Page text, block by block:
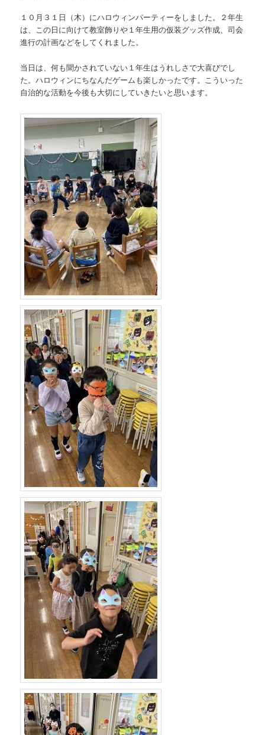
１０月３１日（木）にハロウィンパーティーをしました。２年生
は、この日に向けて教室飾りや１年生用の仮装グッズ作成、司会
進行の計画などをしてくれました。
当日は、何も聞かされていない１年生はうれしさで大喜びでし
た。ハロウィンにちなんだゲームも楽しかったです。こういった
自治的な活動を今後も大切にしていきたいと思います。